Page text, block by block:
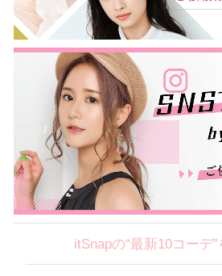
itSnapの“最新10コーデ